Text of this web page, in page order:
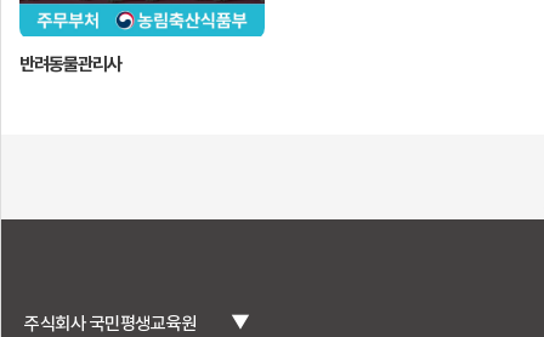
반려동물관리사
주식회사 국민평생교육원 ▼